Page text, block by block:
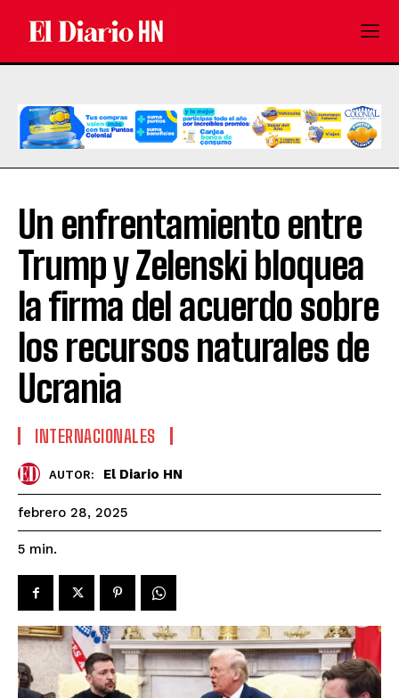
Un enfrentamiento entre
Trump y Zelenski bloquea
la firma del acuerdo sobre
los recursos naturales de
Ucrania
INTERNACIONALES
AUTOR: El Diario HN
febrero 28, 2025
5 min.